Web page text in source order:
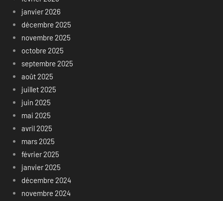
janvier 2026
décembre 2025
novembre 2025
octobre 2025
septembre 2025
août 2025
juillet 2025
juin 2025
mai 2025
avril 2025
mars 2025
février 2025
janvier 2025
décembre 2024
novembre 2024